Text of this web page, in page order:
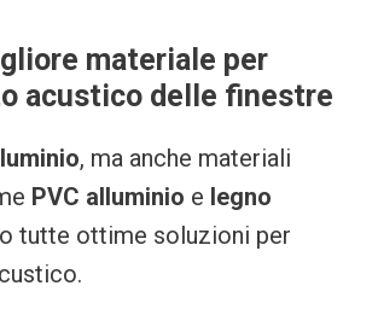
materiale per
acustico delle finestre
, ma anche materiali
PVC alluminio e legno
tutte ottime soluzioni per